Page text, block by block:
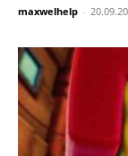
maxwelhelp -